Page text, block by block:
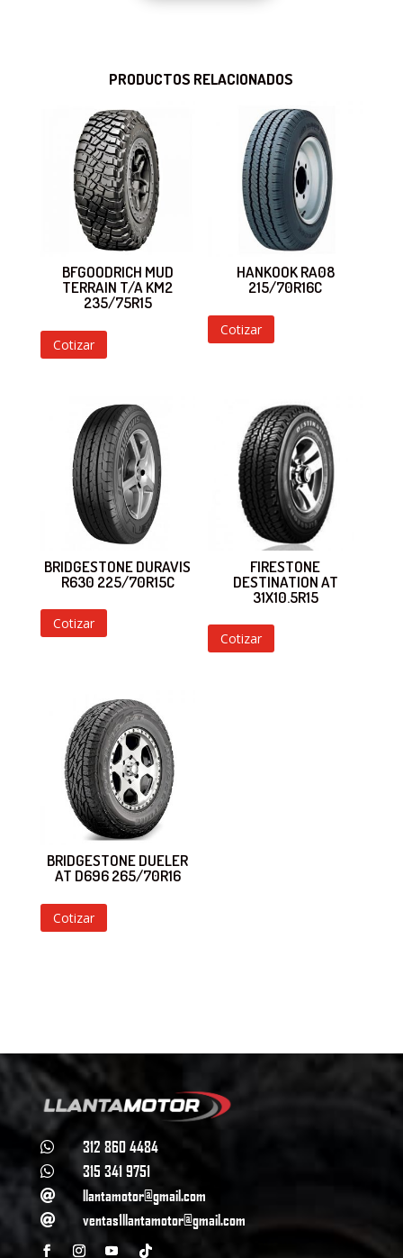
PRODUCTOS RELACIONADOS
BFGOODRICH MUD
TERRAIN T/A KM2
235/75R15
Cotizar
HANKOOK RA08
215/70R16C
Cotizar
BRIDGESTONE DURAVIS
R630 225/70R15C
Cotizar
FIRESTONE
DESTINATION AT
31X10.5R15
Cotizar
BRIDGESTONE DUELER
AT D696 265/70R16
Cotizar
 312 860 4484
 315 341 9751
 llantamotor@gmail.com
 ventas1llantamotor@gmail.com